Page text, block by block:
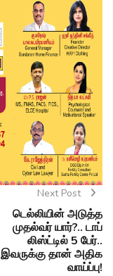
Next Post
டெல்லியின் அடுத்த
முதல்வர் யார்?.. டாப்
லிஸ்ட்டில் 5 பேர்..
இவருக்கு தான் அதிக
வாய்ப்பு!